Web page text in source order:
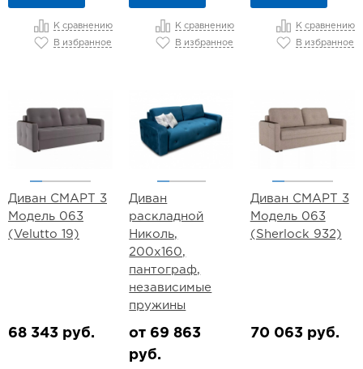
К сравнению
В избранное
К сравнению
В избранное
К сравнению
В избранное
Диван СМАРТ 3
Модель 063
(Velutto 19)
68 343 руб.
Диван
раскладной
Николь,
200х160,
пантограф,
независимые
пружины
от 69 863
руб.
Диван СМАРТ 3
Модель 063
(Sherlock 932)
70 063 руб.